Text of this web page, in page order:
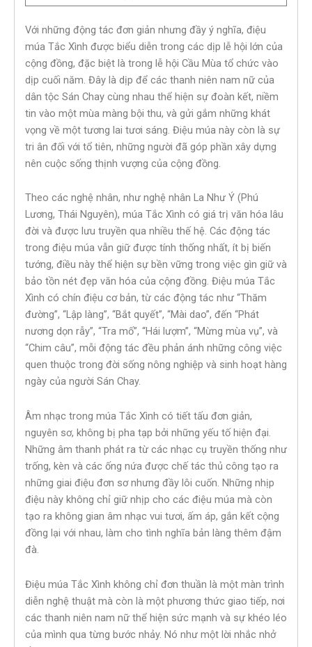
Với những động tác đơn giản nhưng đầy ý nghĩa, điệu
múa Tắc Xình được biểu diễn trong các dịp lễ hội lớn của
cộng đồng, đặc biệt là trong lễ hội Cầu Mùa tổ chức vào
dịp cuối năm. Đây là dịp để các thanh niên nam nữ của
dân tộc Sán Chay cùng nhau thể hiện sự đoàn kết, niềm
tin vào một mùa màng bội thu, và gửi gắm những khát
vọng về một tương lai tươi sáng. Điệu múa này còn là sự
tri ân đối với tổ tiên, những người đã góp phần xây dựng
nên cuộc sống thịnh vượng của cộng đồng.
Theo các nghệ nhân, như nghệ nhân La Như Ý (Phú
Lương, Thái Nguyên), múa Tắc Xình có giá trị văn hóa lâu
đời và được lưu truyền qua nhiều thế hệ. Các động tác
trong điệu múa vẫn giữ được tính thống nhất, ít bị biến
tướng, điều này thể hiện sự bền vững trong việc gìn giữ và
bảo tồn nét đẹp văn hóa của cộng đồng. Điệu múa Tắc
Xình có chín điệu cơ bản, từ các động tác như “Thăm
đường”, “Lập làng”, “Bắt quyết”, “Mài dao”, đến “Phát
nương dọn rẫy”, “Tra mố”, “Hái lượm”, “Mừng mùa vụ”, và
“Chim câu”, mỗi động tác đều phản ánh những công việc
quen thuộc trong đời sống nông nghiệp và sinh hoạt hàng
ngày của người Sán Chay.
Âm nhạc trong múa Tắc Xình có tiết tấu đơn giản,
nguyên sơ, không bị pha tạp bởi những yếu tố hiện đại.
Những âm thanh phát ra từ các nhạc cụ truyền thống như
trống, kèn và các ống nứa được chế tác thủ công tạo ra
những giai điệu đơn sơ nhưng đầy lôi cuốn. Những nhịp
điệu này không chỉ giữ nhịp cho các điệu múa mà còn
tạo ra không gian âm nhạc vui tươi, ấm áp, gắn kết cộng
đồng lại với nhau, làm cho tình nghĩa bản làng thêm đậm
đà.
Điệu múa Tắc Xình không chỉ đơn thuần là một màn trình
diễn nghệ thuật mà còn là một phương thức giao tiếp, nơi
các thanh niên nam nữ thể hiện sức mạnh và sự khéo léo
của mình qua từng bước nhảy. Nó như một lời nhắc nhở